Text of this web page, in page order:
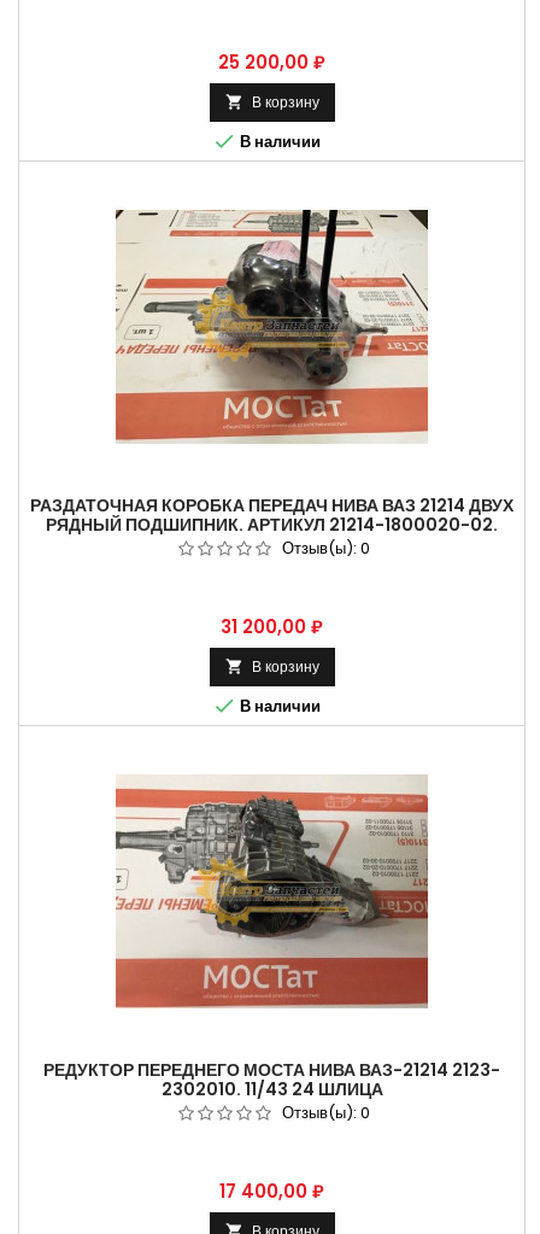
Цена
25 200,00 ₽
 В корзину
 В наличии
РАЗДАТОЧНАЯ КОРОБКА ПЕРЕДАЧ НИВА ВАЗ 21214 ДВУХ
РЯДНЫЙ ПОДШИПНИК. АРТИКУЛ 21214-1800020-02.
Отзыв(ы): 0
Цена
31 200,00 ₽
 В корзину
 В наличии
РЕДУКТОР ПЕРЕДНЕГО МОСТА НИВА ВАЗ-21214 2123-
2302010. 11/43 24 ШЛИЦА
Отзыв(ы): 0
Цена
17 400,00 ₽